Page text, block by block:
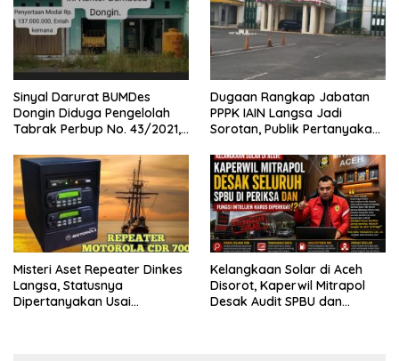
Sinyal Darurat BUMDes
Dongin Diduga Pengelolah
Tabrak Perbup No. 43/2021,
Kontrol Sosial Desak APH
Usut Tuntas.
Dugaan Rangkap Jabatan
PPPK IAIN Langsa Jadi
Sorotan, Publik Pertanyakan
Misteri Aset Repeater Dinkes
Langsa, Statusnya
Dipertanyakan Usai
Kelangkaan Solar di Aceh
Disorot, Kaperwil Mitrapol
Desak Audit SPBU dan